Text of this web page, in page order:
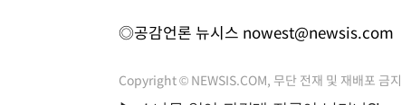
◎공감언론 뉴시스 nowest@newsis.com
Copyright © NEWSIS.COM, 무단 전재 및 재배포 금지